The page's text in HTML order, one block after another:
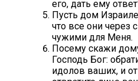
его, дать ему
Пусть дом
что все они через
чужими для Меня.
Посему скажи
Господь Бог:
идолов ваших, и